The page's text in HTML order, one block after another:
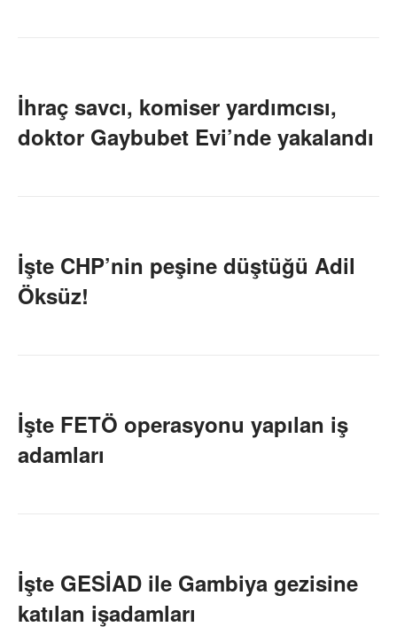
İhraç savcı, komiser yardımcısı,
doktor Gaybubet Evi’nde yakalandı
İşte CHP’nin peşine düştüğü Adil
Öksüz!
İşte FETÖ operasyonu yapılan iş
adamları
İşte GESİAD ile Gambiya gezisine
katılan işadamları